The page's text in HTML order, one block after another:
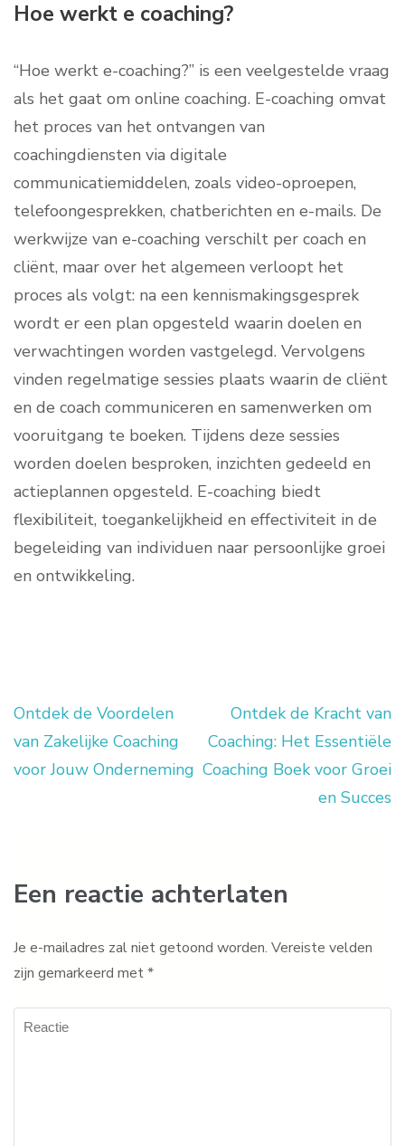
Hoe werkt e coaching?
“Hoe werkt e-coaching?” is een veelgestelde vraag
als het gaat om online coaching. E-coaching omvat
het proces van het ontvangen van
coachingdiensten via digitale
communicatiemiddelen, zoals video-oproepen,
telefoongesprekken, chatberichten en e-mails. De
werkwijze van e-coaching verschilt per coach en
cliënt, maar over het algemeen verloopt het
proces als volgt: na een kennismakingsgesprek
wordt er een plan opgesteld waarin doelen en
verwachtingen worden vastgelegd. Vervolgens
vinden regelmatige sessies plaats waarin de cliënt
en de coach communiceren en samenwerken om
vooruitgang te boeken. Tijdens deze sessies
worden doelen besproken, inzichten gedeeld en
actieplannen opgesteld. E-coaching biedt
flexibiliteit, toegankelijkheid en effectiviteit in de
begeleiding van individuen naar persoonlijke groei
en ontwikkeling.
Berichtnavigatie
Ontdek de Voordelen
van Zakelijke Coaching
voor Jouw Onderneming
Ontdek de Kracht van
Coaching: Het Essentiële
Coaching Boek voor Groei
en Succes
Een reactie achterlaten
Je e-mailadres zal niet getoond worden. Vereiste velden
zijn gemarkeerd met*
Reactie